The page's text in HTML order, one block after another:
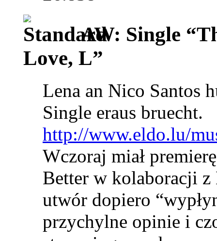
AW: Single
Love, L”
Lena an Nico Santos
Single eraus bruecht.
http://www.eldo.lu/
Wczoraj miał
Better w kolaboracji
utwór dopiero
przychylne opinie i